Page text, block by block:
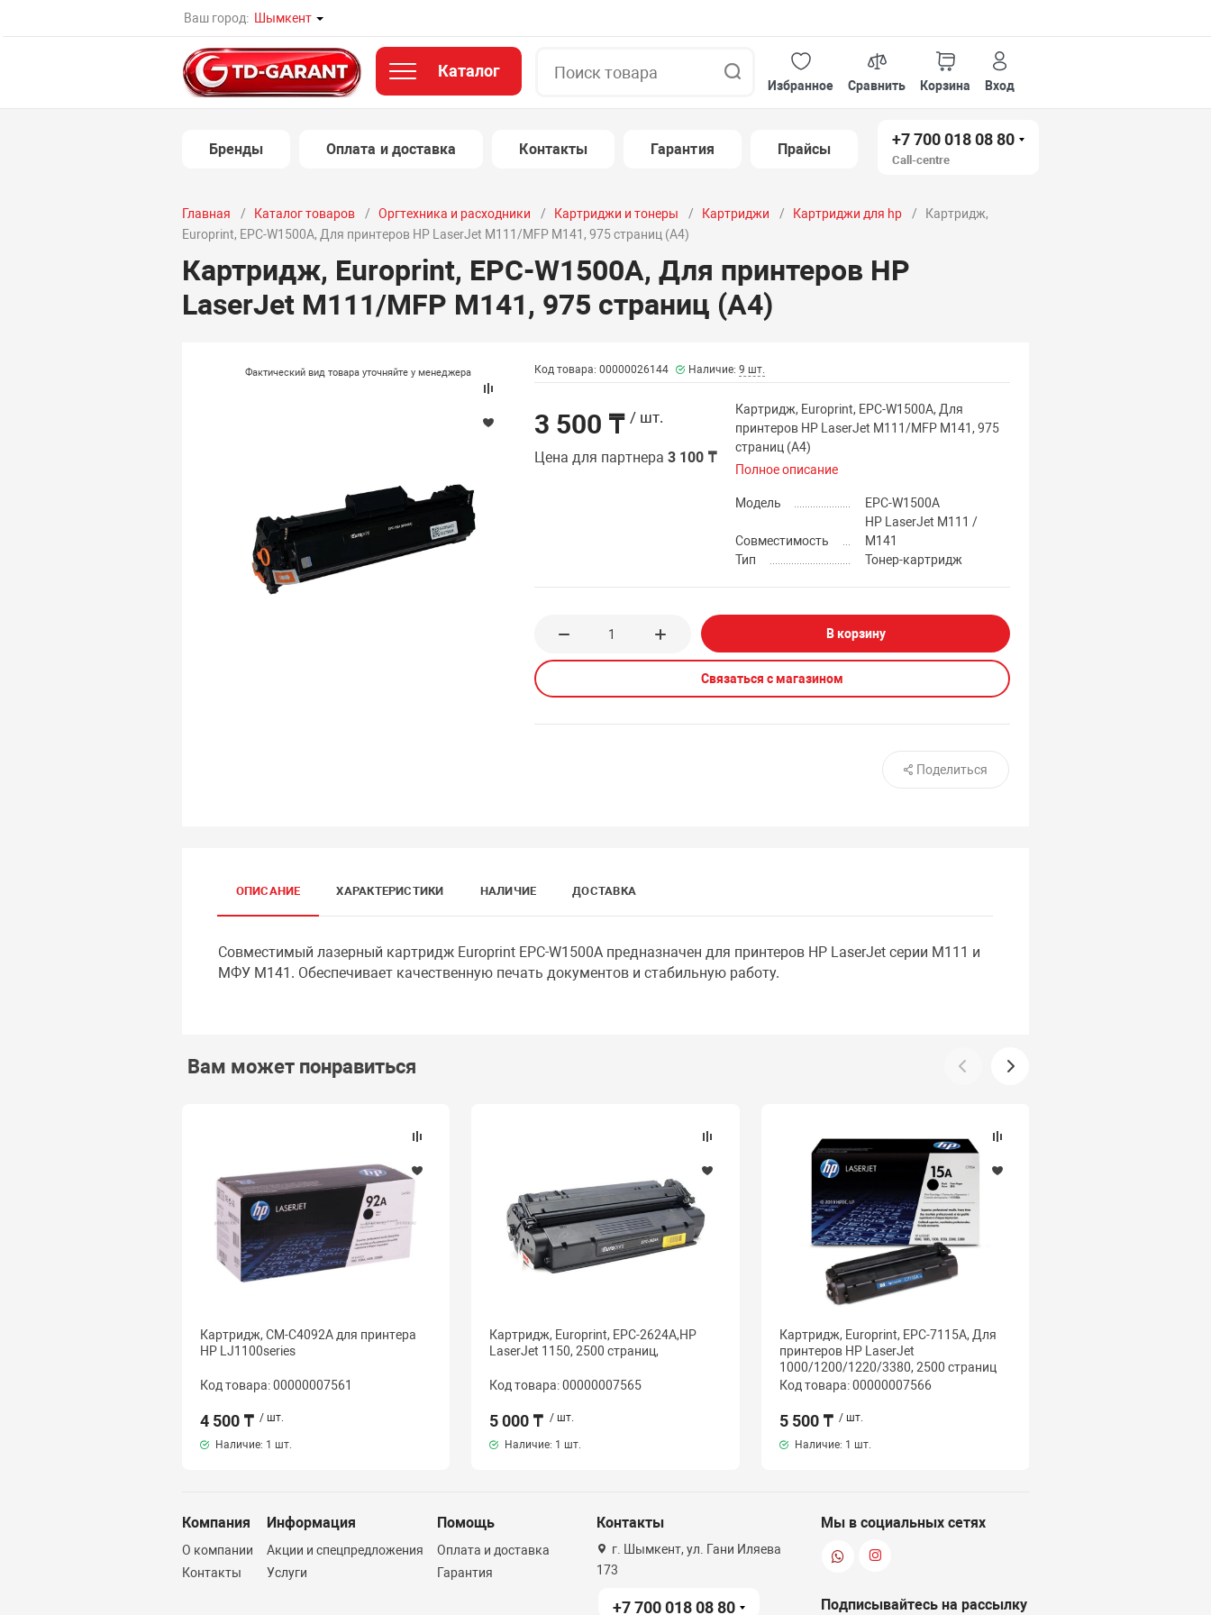
Ваш город: Шымкент
Каталог
Избранное
Сравнить Корзина Вход
Бренды Оплата и доставка Контакты Гарантия Прайсы
+7 700 018 08 80
Call-centre
Главная Каталог товаров Оргтехника и расходники Картриджи и тонеры Картриджи Картриджи для hp
Картридж,
Europrint, EPC-W1500A, Для принтеров HP LaserJet M111/MFP M141, 975 страниц (А4)
Картридж, Europrint, EPC-W1500A, Для принтеров HP
LaserJet M111/MFP M141, 975 страниц (А4)
Фактический вид товара уточняйте у менеджера Код товара: 00000026144 Наличие: 9 шт.
3 500 ₸ / шт.
Цена для партнера3 100 ₸
Картридж, Europrint, EPC-W1500A, Для
принтеров HP LaserJet M111/MFP M141, 975
страниц (А4)
Полное описание
Модель EPC-W1500A
Совместимость
HP LaserJet M111 /
M141
Тип
Тонер-картридж
В корзину
Связаться с магазином
Поделиться
ОПИСАНИЕ ХАРАКТЕРИСТИКИ НАЛИЧИЕ ДОСТАВКА
Совместимый лазерный картридж Europrint EPC-W1500A предназначен для принтеров HP LaserJet серии M111 и
МФУ M141. Обеспечивает качественную печать документов и стабильную работу.
Вам может понравиться
Картридж, CM-C4092A для принтера
HP LJ1100series
Код товара: 00000007561
4 500 ₸ / шт.
Наличие: 1 шт.
Картридж, Europrint, EPC-2624A,HP
LaserJet 1150, 2500 страниц,
Код товара: 00000007565
5 000 ₸ / шт.
Наличие: 1 шт.
Картридж, Europrint, EPC-7115A, Для
принтеров HP LaserJet
1000/1200/1220/3380, 2500 страниц
Код товара: 00000007566
5 500 ₸ / шт.
Наличие: 1 шт.
Компания
О компании
Контакты
Информация
Акции и спецпредложения
Услуги
Помощь
Оплата и доставка
Гарантия
Контакты
г. Шымкент, ул. Гани Иляева
173
+7 700 018 08 80
Мы в социальных сетях
Подписывайтесь на рассылку